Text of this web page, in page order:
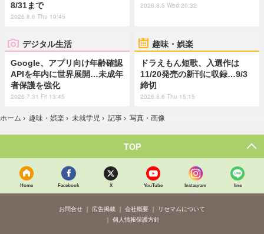
8/31まで
2026.8.6 Thu 19:45
2026.8.5 Wed 20:32
デジタル生活
Google、アプリ向け年齢確認
APIを年内に世界展開…未成年
者保護を強化
2026.7.31 Fri 13:45
趣味・娯楽
ドラえもん短歌、入選作は
11/20発売の新刊に収録…9/3
締切
2026.8.6 Thu 15:15
ホーム › 趣味・娯楽 › 未就学児 › 記事 › 写真・画像
TOP
Home Facebook X YouTube Instagram line
お問合せ 広告掲載 会社概要
リセマムについて
個人情報保護方針